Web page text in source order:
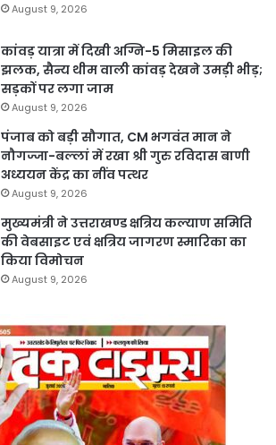
August 9, 2026
कांवड़ यात्रा में दिखी अग्नि-5 मिसाइल की
झलक, सैन्य थीम वाली कांवड़ देखने उमड़ी भीड़;
सड़कों पर लगा जाम
August 9, 2026
पंजाब को बड़ी सौगात, CM भगवंत मान ने
नौगज्जा-बल्लां में रखा श्री गुरु रविदास बाणी
अध्ययन केंद्र का नींव पत्थर
August 9, 2026
मुख्यमंत्री ने उत्तराखण्ड क्षत्रिय कल्याण समिति
की वेबसाइट एवं क्षत्रिय जागरण स्मारिका का
किया विमोचन
August 9, 2026